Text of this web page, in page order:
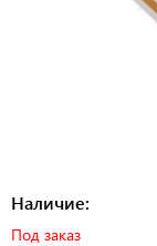
Наличие:
Под заказ